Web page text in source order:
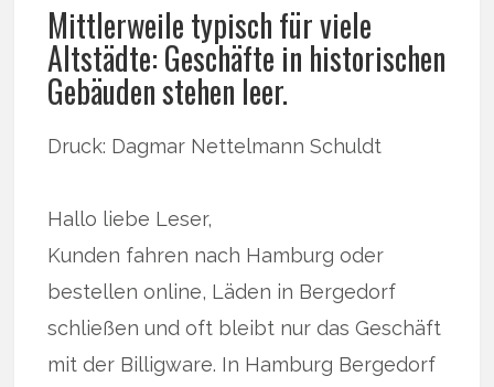
Mittlerweile typisch für viele
Altstädte: Geschäfte in historischen
Gebäuden stehen leer.
Druck: Dagmar Nettelmann Schuldt
Hallo liebe Leser,
Kunden fahren nach Hamburg oder
bestellen online, Läden in Bergedorf
schließen und oft bleibt nur das Geschäft
mit der Billigware. In Hamburg Bergedorf